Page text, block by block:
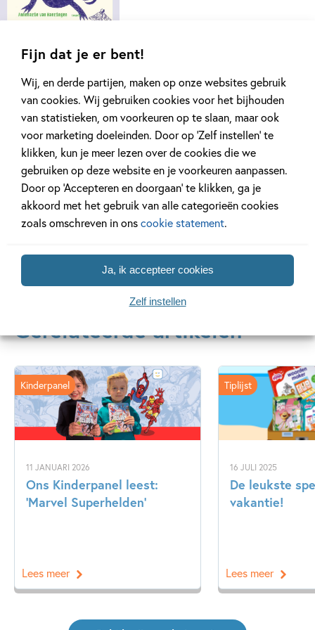
Fijn dat je er bent!
Wij, en derde partijen, maken op onze websites gebruik
van cookies. Wij gebruiken cookies voor het bijhouden
van statistieken, om voorkeuren op te slaan, maar ook
voor marketing doeleinden. Door op ‘Zelf instellen’ te
klikken, kun je meer lezen over de cookies die we
gebruiken op deze website en je voorkeuren aanpassen.
Door op ‘Accepteren en doorgaan’ te klikken, ga je
akkoord met het gebruik van alle categorieën cookies
zoals omschreven in onscookie statement.
Ja, ik accepteer cookies
Zelf instellen
‘Prachtige illustraties, volledig gemaakt
met blauwe vulpen.’ – Kiddo
Gerelateerde artikelen
11 JANUARI 2026
Ons Kinderpanel leest:
‘Marvel Superhelden’
Kinderpanel
Lees meer
16 JULI 2025
De leukste
vakantie!
Tiplijst
Lees meer